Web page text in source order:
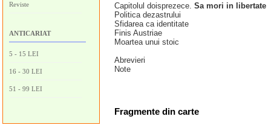
Reviste
ANTICARIAT
5 - 15 LEI
16 - 30 LEI
51 - 99 LEI
Capitolul doisprezece. Sa mori in libertate
Politica dezastrului
Sfidarea ca identitate
Finis Austriae
Moartea unui stoic
Abrevieri
Note
Fragmente din carte